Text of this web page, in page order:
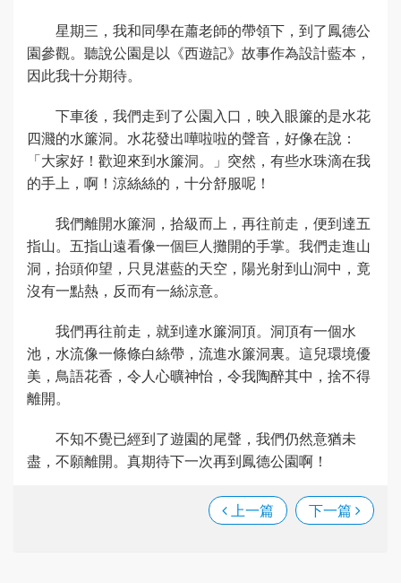
星期三，我和同學在蕭老師的帶領下，到了鳳德公
園參觀。聽說公園是以《西遊記》故事作為設計藍本，
因此我十分期待。
下車後，我們走到了公園入口，映入眼簾的是水花
四濺的水簾洞。水花發出嘩啦啦的聲音，好像在說：
「大家好！歡迎來到水簾洞。」突然，有些水珠滴在我
的手上，啊！涼絲絲的，十分舒服呢！
我們離開水簾洞，拾級而上，再往前走，便到達五
指山。五指山遠看像一個巨人攤開的手掌。我們走進山
洞，抬頭仰望，只見湛藍的天空，陽光射到山洞中，竟
沒有一點熱，反而有一絲涼意。
我們再往前走，就到達水簾洞頂。洞頂有一個水
池，水流像一條條白絲帶，流進水簾洞裏。這兒環境優
美，鳥語花香，令人心曠神怡，令我陶醉其中，捨不得
離開。
不知不覺已經到了遊園的尾聲，我們仍然意猶未
盡，不願離開。真期待下一次再到鳳德公園啊！
上一篇 下一篇